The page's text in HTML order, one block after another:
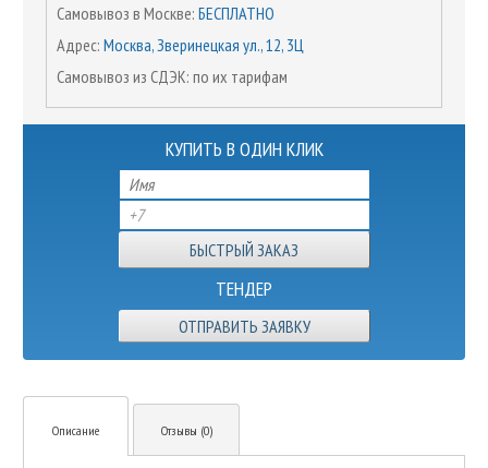
Самовывоз в Москве: БЕСПЛАТНО
Адрес: Москва, Зверинецкая ул., 12, 3Ц
Самовывоз из СДЭК: по их тарифам
КУПИТЬ В ОДИН КЛИК
ТЕНДЕР
ОТПРАВИТЬ ЗАЯВКУ
Описание Отзывы (0)